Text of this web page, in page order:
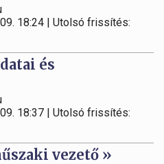
18:24 | Utolsó frissítés:
és
18:37 | Utolsó frissítés:
vezető »